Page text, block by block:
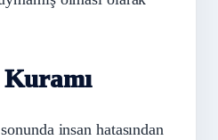
insan hatasından